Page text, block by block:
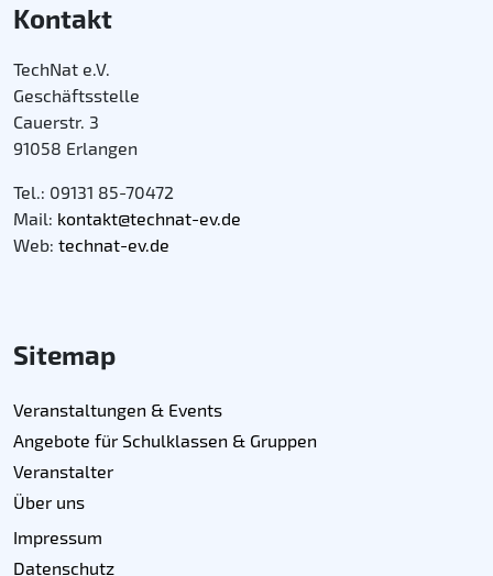
Kontakt
TechNat e.V.
Geschäftsstelle
Cauerstr. 3
91058 Erlangen
Tel.: 09131 85-70472
Mail: kontakt@technat-ev.de
Web: technat-ev.de
Sitemap
Veranstaltungen & Events
Angebote für Schulklassen & Gruppen
Veranstalter
Über uns
Impressum
Datenschutz